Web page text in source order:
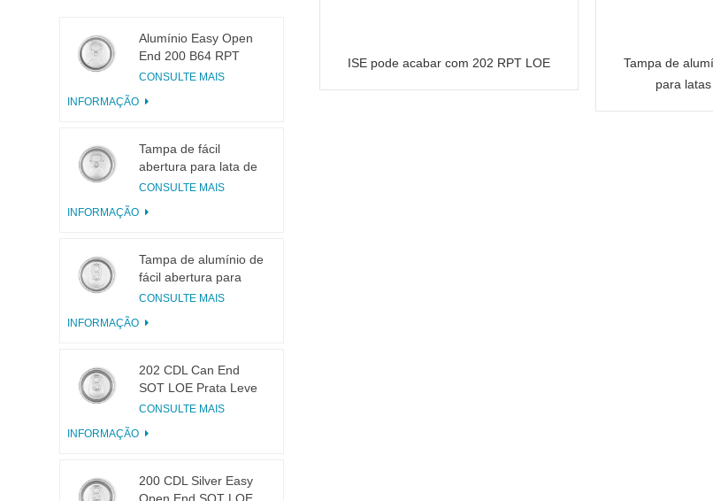
ISE pode acabar com 202 RPT LOE
Tampa de
para
Alumínio Easy Open
End 200 B64 RPT
LOE
CONSULTE MAIS
INFORMAÇÃO
Tampa de fácil
abertura para lata de
bebidas 200 B64 RPT
CONSULTE MAIS
INFORMAÇÃO
Tampa de alumínio de
fácil abertura para
latas 200 B64 SOT
CONSULTE MAIS
INFORMAÇÃO
202 CDL Can End
SOT LOE Prata Leve
EOE
CONSULTE MAIS
INFORMAÇÃO
200 CDL Silver Easy
Open End SOT LOE